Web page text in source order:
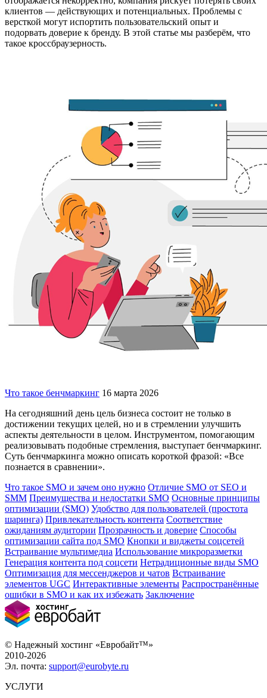
клиентов — действующих и потенциальных. Проблемы с
версткой могут испортить пользовательский опыт и
подорвать доверие к бренду. В этой статье мы разберём, что
такое кроссбраузерность.
Что такое бенчмаркинг 16 марта 2026
На сегодняшний день цель бизнеса состоит не только в
достижении текущих целей, но и в стремлении улучшить
аспекты деятельности в целом. Инструментом, помогающим
реализовывать подобные стремления, выступает бенчмаркинг.
Суть бенчмаркинга можно описать короткой фразой: «Все
познается в сравнении».
Что такое SMO и зачем оно нужно Отличие SMO от SEO и
SMM Преимущества и недостатки SMO Основные принципы
оптимизации (SMO) Удобство для пользователей (простота
шаринга) Привлекательность контента Соответствие
ожиданиям аудитории Прозрачность и доверие Способы
оптимизации сайта под SMO Кнопки и виджеты соцсетей
Встраивание мультимедиа Использование микроразметки
Генерация контента под соцсети Нетрадиционные виды SMO
Оптимизация для мессенджеров и чатов Встраивание
элементов UGC Интерактивные элементы Распространённые
ошибки в SMO и как их избежать Заключение
© Надежный хостинг «Евробайт™»
2010-2026
Эл. почта: support@eurobyte.ru
УСЛУГИ